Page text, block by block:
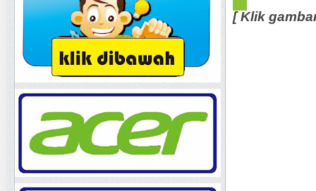
[ Klik